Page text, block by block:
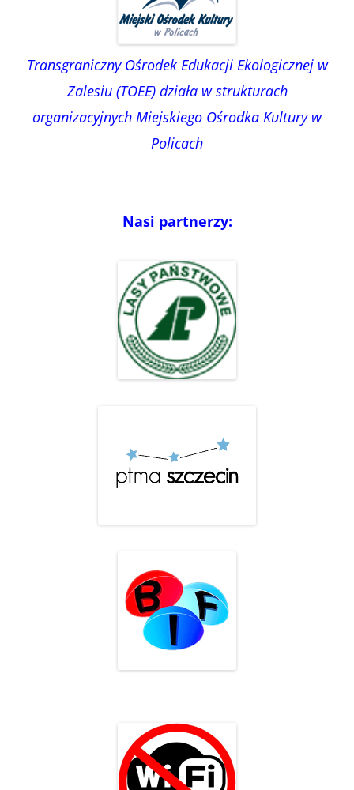
Transgraniczny Ośrodek Edukacji Ekologicznej w
Zalesiu (TOEE) działa w strukturach
organizacyjnych Miejskiego Ośrodka Kultury w
Policach
Nasi partnerzy: